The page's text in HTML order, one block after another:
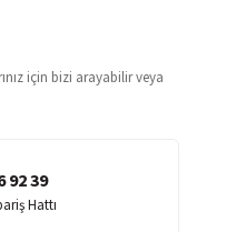
için bizi arayabilir veya
92 39
Hattı